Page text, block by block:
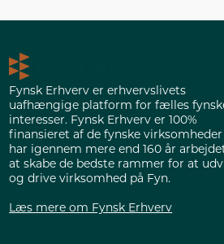
Fynsk Erhverv er erhvervslivets
uafhængige platform for fælles
interesser. Fynsk Erhverv er 100%
finansieret af de fynske
har igennem mere end 160 år
at skabe de bedste rammer for at
og drive virksomhed på Fyn.
Læs mere om Fynsk Erhverv